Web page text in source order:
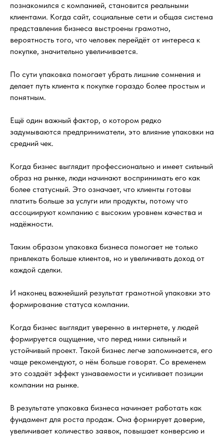
познакомился с компанией, становится реальными
клиентами. Когда сайт, социальные сети и общая система
представления бизнеса выстроены грамотно,
вероятность того, что человек перейдёт от интереса к
покупке, значительно увеличивается.
По сути упаковка помогает убрать лишние сомнения и
делает путь клиента к покупке гораздо более простым и
понятным.
Ещё один важный фактор, о котором редко
задумываются предприниматели, это влияние упаковки на
средний чек.
Когда бизнес выглядит профессионально и имеет сильный
образ на рынке, люди начинают воспринимать его как
более статусный. Это означает, что клиенты готовы
платить больше за услуги или продукты, потому что
ассоциируют компанию с высоким уровнем качества и
надёжности.
Таким образом упаковка бизнеса помогает не только
привлекать больше клиентов, но и увеличивать доход от
каждой сделки.
И наконец важнейший результат грамотной упаковки это
формирование статуса компании.
Когда бизнес выглядит уверенно в интернете, у людей
формируется ощущение, что перед ними сильный и
устойчивый проект. Такой бизнес легче запоминается, его
чаще рекомендуют, о нём больше говорят. Со временем
это создаёт эффект узнаваемости и усиливает позиции
компании на рынке.
В результате упаковка бизнеса начинает работать как
фундамент для роста продаж. Она формирует доверие,
увеличивает количество заявок, повышает конверсию и